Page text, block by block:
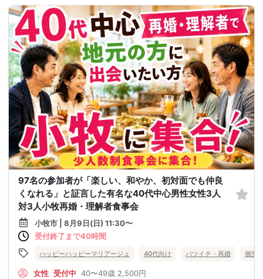
97名の参加者が「楽しい、和やか、初対面でも仲良
くなれる」と証言した有名な40代中心男性女性3人
対3人小牧再婚・理解者食事会
小牧市 | 8月9日(日) 11:30〜
受付終了まで40時間
ハッピーハッピーマリアージュ 40代向け バツイチ・再婚 個室
女性 受付中 40〜49歳 2,500円